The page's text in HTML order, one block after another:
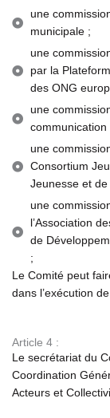
une
municipale ;
une
par la
des ONG
une
communication
une
Consortium
Jeunesse et
une
l’Association
de
;
Le Comité peut
dans l’exécution
Article 4 :
Le secrétariat du
Coordination
Acteurs et